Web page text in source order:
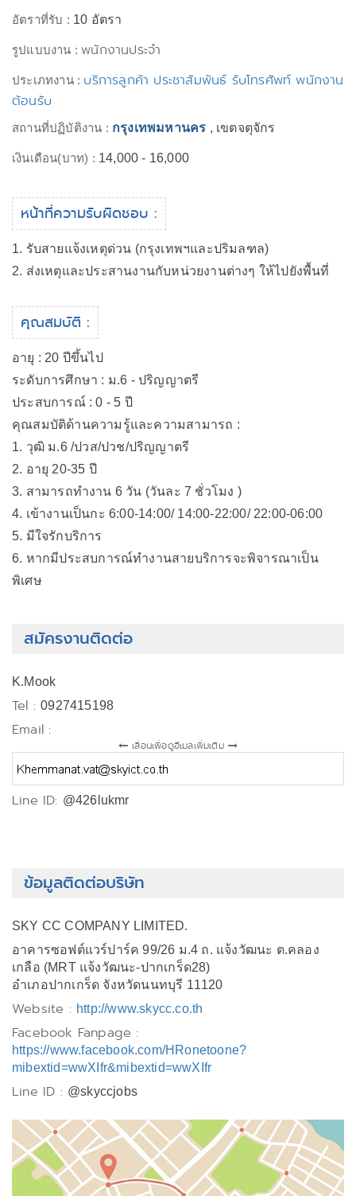
อัตราที่รับ : 10 อัตรา
รูปแบบงาน :พนักงานประจำ
ประเภทงาน : บริการลูกค้า ประชาสัมพันธ์ รับโทรศัพท์ พนักงาน
ต้อนรับ
สถานที่ปฏิบัติงาน : กรุงเทพมหานคร , เขตจตุจักร
เงินเดือน(บาท) : 14,000 - 16,000
หน้าที่ความรับผิดชอบ :
1. รับสายแจ้งเหตุด่วน (กรุงเทพฯและปริมลฑล)
2. ส่งเหตุและประสานงานกับหน่วยงานต่างๆ ให้ไปยังพื้นที่
คุณสมบัติ :
อายุ : 20 ปีขึ้นไป
ระดับการศึกษา : ม.6 - ปริญญาตรี
ประสบการณ์ : 0 - 5 ปี
คุณสมบัติด้านความรู้และความสามารถ :
1. วุฒิ ม.6 /ปวส/ปวช/ปริญญาตรี
2. อายุ 20-35 ปี
3. สามารถทำงาน 6 วัน (วันละ 7 ชั่วโมง )
4. เข้างานเป็นกะ 6:00-14:00/ 14:00-22:00/ 22:00-06:00
5. มีใจรักบริการ
6. หากมีประสบการณ์ทำงานสายบริการจะพิจารณาเป็น
พิเศษ
สมัครงานติดต่อ
K.Mook
Tel :0927415198
Email :
เลื่อนเพื่อดูอีเมลเพิ่มเติม
Line ID: @426lukmr
ข้อมูลติดต่อบริษัท
SKY CC COMPANY LIMITED.
อาคารซอฟต์แวร์ปาร์ค 99/26 ม.4 ถ. แจ้งวัฒนะ ต.คลอง
เกลือ (MRT แจ้งวัฒนะ-ปากเกร็ด28)
อำเภอปากเกร็ด จังหวัดนนทบุรี 11120
Website : http://www.skycc.co.th
Facebook Fanpage :
https://www.facebook.com/HRonetoone?
mibextid=wwXIfr&mibextid=wwXIfr
Line ID : @skyccjobs